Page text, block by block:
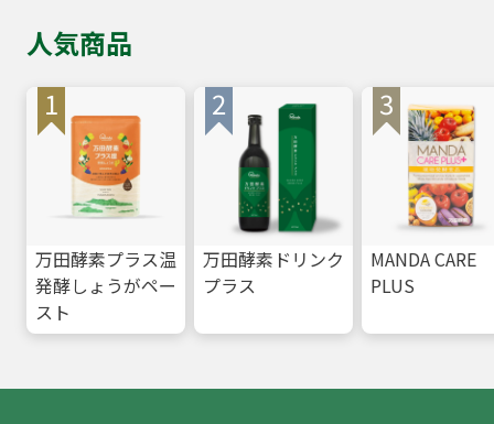
人気商品
万田酵素プラス温
発酵しょうがペー
スト
万田酵素ドリンク
プラス
MANDA CARE
PLUS